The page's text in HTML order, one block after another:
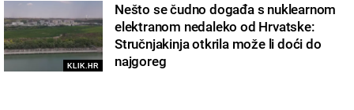
KLIK.HR
Nešto se čudno događa s nuklearnom
elektranom nedaleko od Hrvatske:
Stručnjakinja otkrila može li doći do
najgoreg